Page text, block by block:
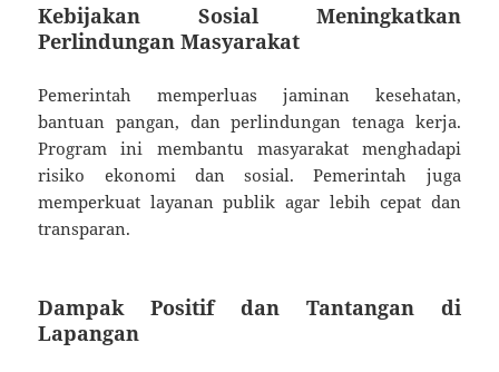
Kebijakan Sosial Meningkatkan
Perlindungan Masyarakat
Pemerintah memperluas jaminan kesehatan,
bantuan pangan, dan perlindungan tenaga kerja.
Program ini membantu masyarakat menghadapi
risiko ekonomi dan sosial. Pemerintah juga
memperkuat layanan publik agar lebih cepat dan
transparan.
Dampak Positif dan Tantangan di
Lapangan